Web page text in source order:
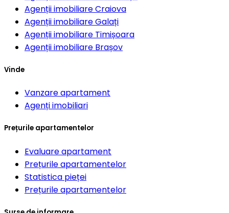
Agenții imobiliareCraiova
Agenții imobiliareGalați
Agenții imobiliare Timișoara
Agenții imobiliare Brașov
Vinde
Vanzare apartament
Agenți imobiliari
Prețurile apartamentelor
Evaluare apartament
Prețurile apartamentelor
Statistica pieței
Prețurile apartamentelor